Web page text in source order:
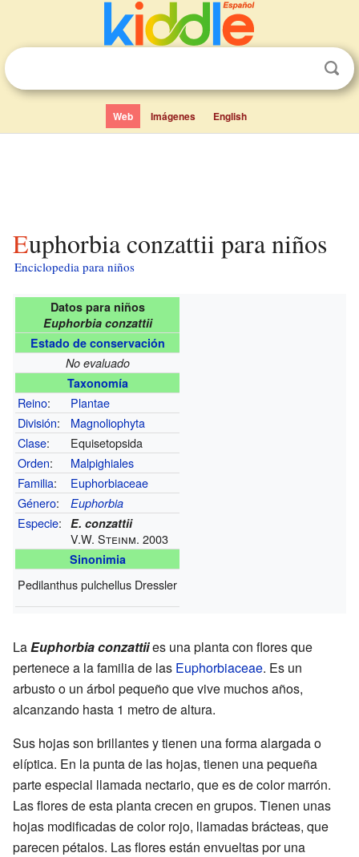
Web Imágenes English
Euphorbia conzattii para niños
Enciclopedia para niños
Datos para niños
Euphorbia conzattii
Estado de conservación
No evaluado
Taxonomía
Reino:
Plantae
División:
Magnoliophyta
Clase:
Equisetopsida
Orden:
Malpighiales
Familia:
Euphorbiaceae
Género: Euphorbia
Especie: E. conzattii
V.W. Steinm. 2003
Sinonimia
Pedilanthus pulchellus Dressler
LaEuphorbia conzattiies una planta con flores que
pertenece a la familia de las Euphorbiaceae. Es un
arbusto o un árbol pequeño que vive muchos años,
alcanzando hasta 1 metro de altura.
Sus hojas son brillantes y tienen una forma alargada o
elíptica. En la punta de las hojas, tienen una pequeña
parte especial llamada nectario, que es de color marrón.
Las flores de esta planta crecen en grupos. Tienen unas
hojas modificadas de color rojo, llamadas brácteas, que
parecen pétalos. Las flores están envueltas por una